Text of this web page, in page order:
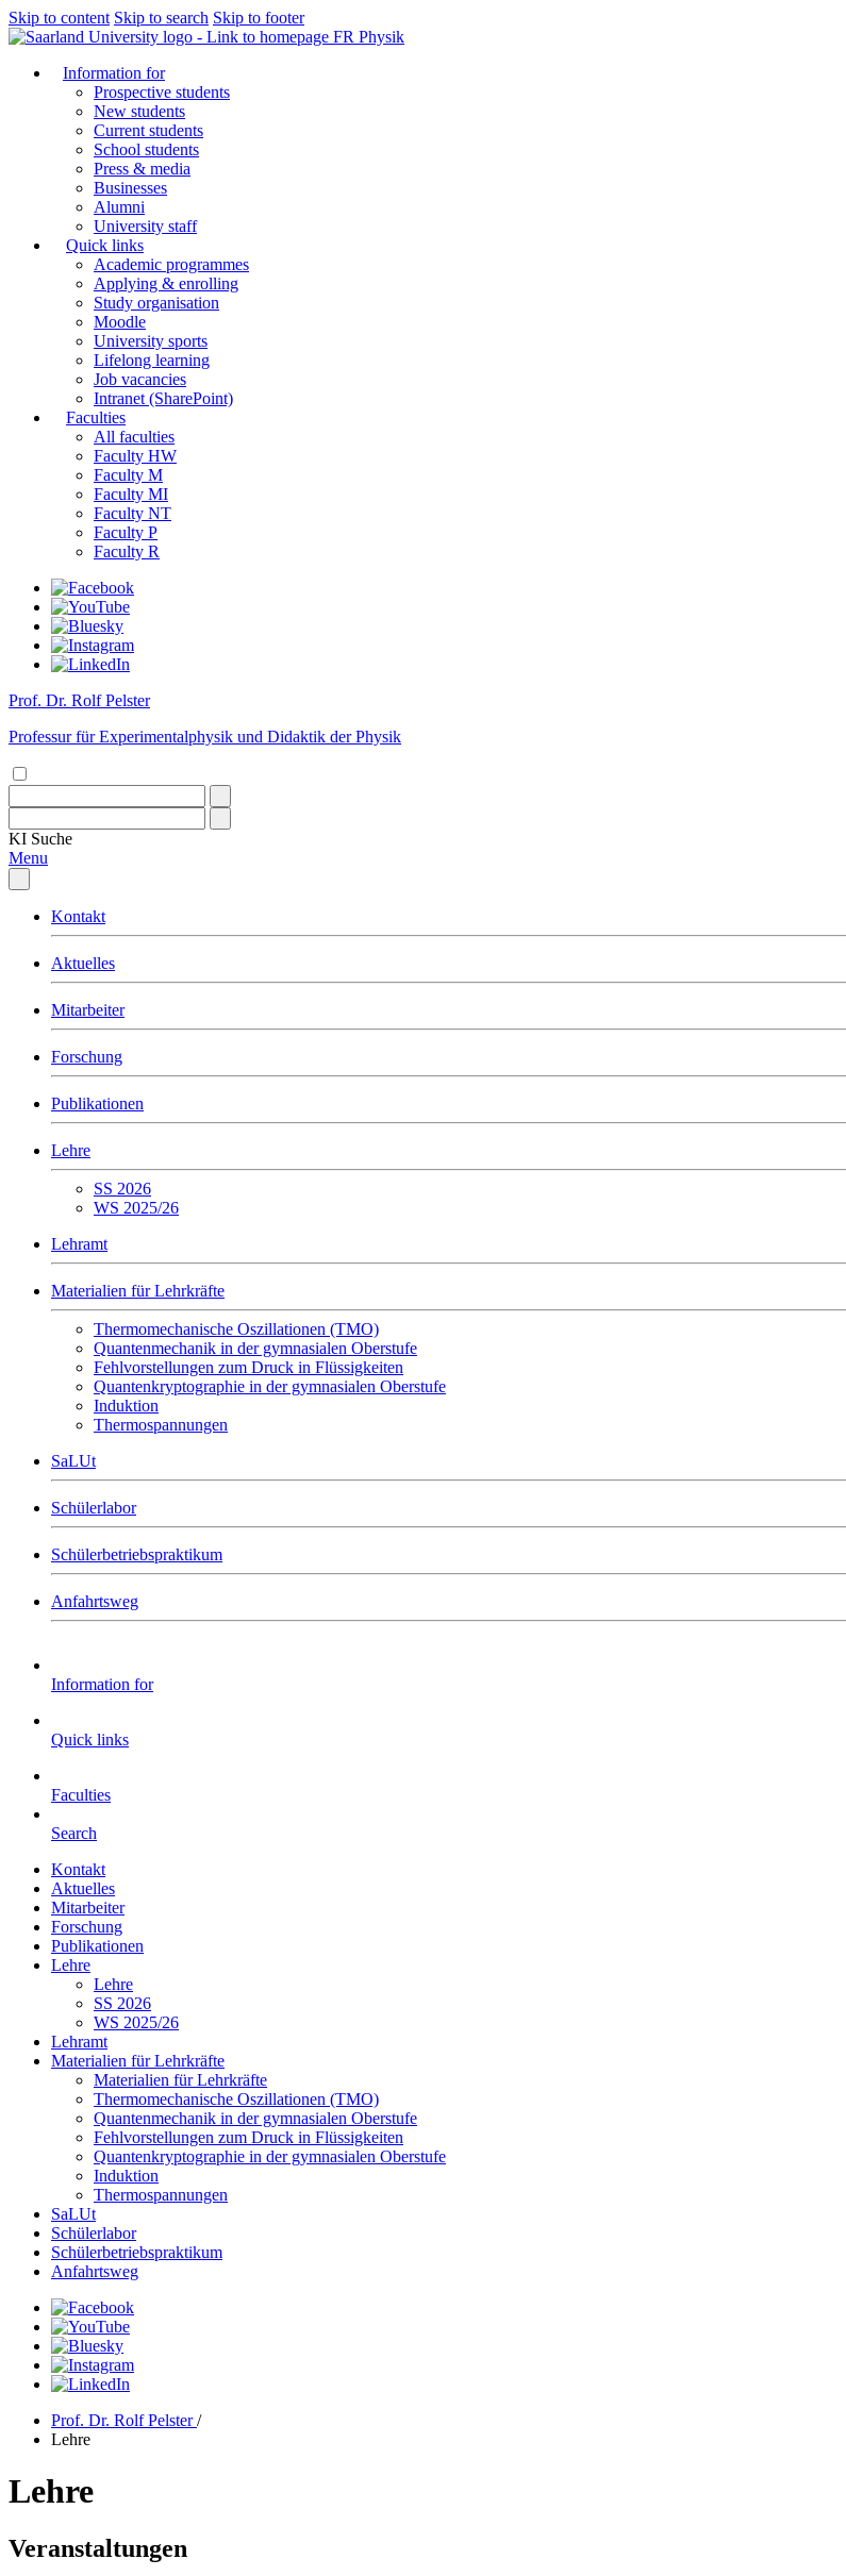
Skip to content Skip to search Skip to footer
FR Physik
Information for
Prospective students
New students
Current students
School students
Press & media
Businesses
Alumni
University staff
Quick links
Academic programmes
Applying & enrolling
Study organisation
Moodle
University sports
Lifelong learning
Job vacancies
Intranet (SharePoint)
Faculties
All faculties
Faculty HW
Faculty M
Faculty MI
Faculty NT
Faculty P
Faculty R
Prof. Dr. Rolf Pelster
Professur für Experimentalphysik und Didaktik der Physik
KI Suche
Menu
Kontakt
Aktuelles
Mitarbeiter
Forschung
Publikationen
Lehre
SS 2026
WS 2025/26
Lehramt
Materialien für Lehrkräfte
Thermomechanische Oszillationen (TMO)
Quantenmechanik in der gymnasialen Oberstufe
Fehlvorstellungen zum Druck in Flüssigkeiten
Quantenkryptographie in der gymnasialen Oberstufe
Induktion
Thermospannungen
SaLUt
Schülerlabor
Schülerbetriebspraktikum
Anfahrtsweg
Information for
Quick links
Faculties
Search
Kontakt
Aktuelles
Mitarbeiter
Forschung
Publikationen
Lehre
Lehre
SS 2026
WS 2025/26
Lehramt
Materialien für Lehrkräfte
Materialien für Lehrkräfte
Thermomechanische Oszillationen (TMO)
Quantenmechanik in der gymnasialen Oberstufe
Fehlvorstellungen zum Druck in Flüssigkeiten
Quantenkryptographie in der gymnasialen Oberstufe
Induktion
Thermospannungen
SaLUt
Schülerlabor
Schülerbetriebspraktikum
Anfahrtsweg
Prof. Dr. Rolf Pelster/
Lehre
Lehre
Veranstaltungen